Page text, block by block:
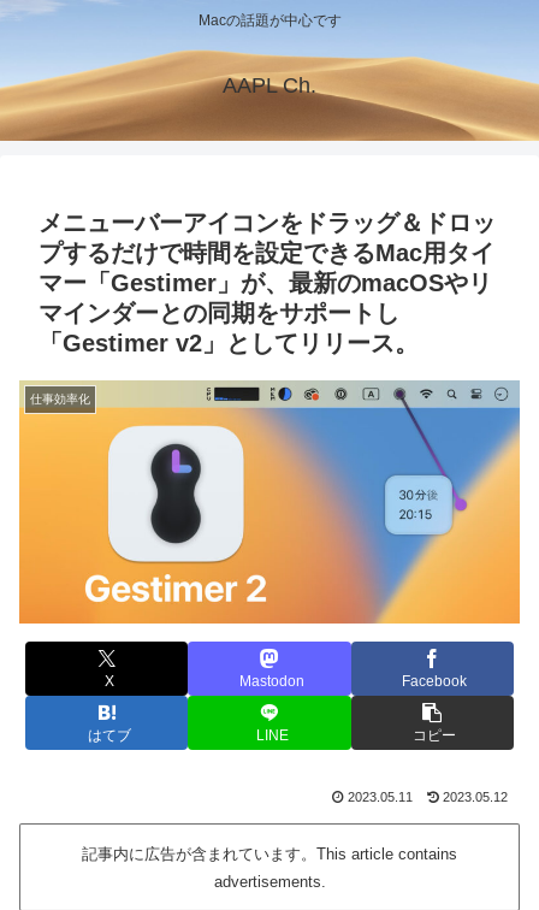
Macの話題が中心です
AAPL Ch.
メニューバーアイコンをドラッグ＆ドロッ
プするだけで時間を設定できるMac用タイ
マー「Gestimer」が、最新のmacOSやリ
マインダーとの同期をサポートし
「Gestimer v2」としてリリース。
仕事効率化
X Mastodon Facebook
はてブ LINE コピー
2023.05.11 2023.05.12
記事内に広告が含まれています。This article contains
advertisements.